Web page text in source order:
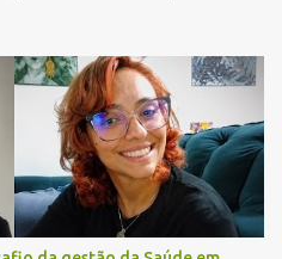
inconsciente dentro de um
rapidamente deslocadas ao
parada cardiorrespiratória. Os
as manobras de reanimação
de todos os esforços, o
Às 17h03, médicos
constataram o óbito da vítima.